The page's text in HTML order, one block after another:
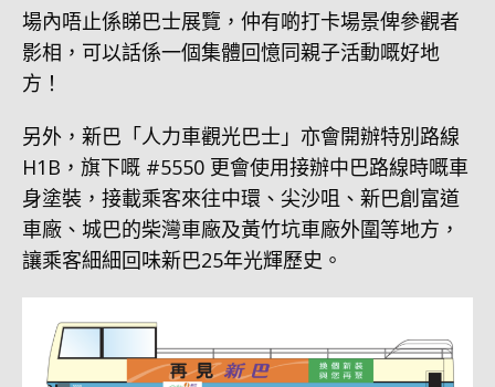
場內唔止係睇巴士展覽，仲有啲打卡場景俾參觀者
影相，可以話係一個集體回憶同親子活動嘅好地
方！
另外，新巴「人力車觀光巴士」亦會開辦特別路線
H1B，旗下嘅 #5550 更會使用接辦中巴路線時嘅車
身塗裝，接載乘客來往中環、尖沙咀、新巴創富道
車廠、城巴的柴灣車廠及黃竹坑車廠外圍等地方，
讓乘客細細回味新巴25年光輝歷史。